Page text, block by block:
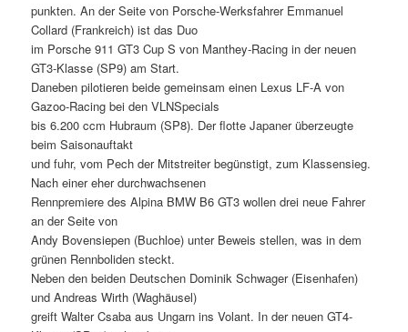
punkten. An der Seite von Porsche-Werksfahrer Emmanuel
Collard (Frankreich) ist das Duo
im Porsche 911 GT3 Cup S von Manthey-Racing in der neuen
GT3-Klasse (SP9) am Start.
Daneben pilotieren beide gemeinsam einen Lexus LF-A von
Gazoo-Racing bei den VLNSpecials
bis 6.200 ccm Hubraum (SP8). Der flotte Japaner überzeugte
beim Saisonauftakt
und fuhr, vom Pech der Mitstreiter begünstigt, zum Klassensieg.
Nach einer eher durchwachsenen
Rennpremiere des Alpina BMW B6 GT3 wollen drei neue Fahrer
an der Seite von
Andy Bovensiepen (Buchloe) unter Beweis stellen, was in dem
grünen Rennboliden steckt.
Neben den beiden Deutschen Dominik Schwager (Eisenhafen)
und Andreas Wirth (Waghäusel)
greift Walter Csaba aus Ungarn ins Volant. In der neuen GT4-